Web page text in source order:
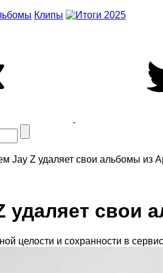
Клипы
Jay Z удаляет свои альбомы из
удаляет свои
целости и сохранности в